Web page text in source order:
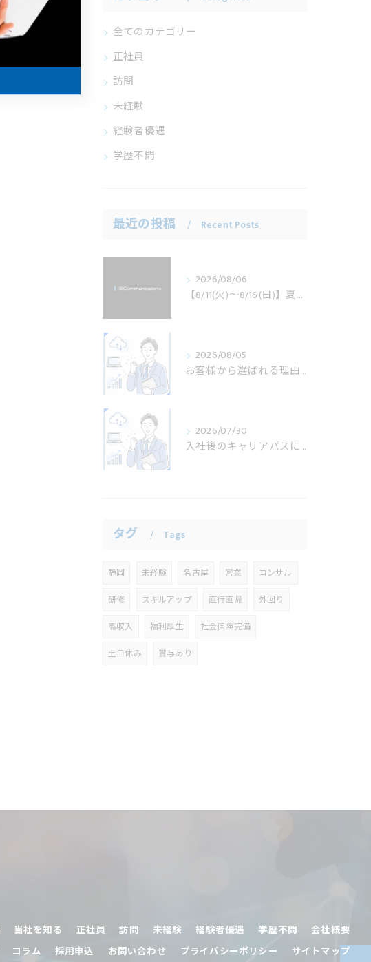
全てのカテゴリー
正社員
訪問
未経験
経験者優遇
学歴不問
最近の投稿 Recent Posts
2026/08/06
【8/11(火)～8/16(日)】夏季休業のお知らせ
2026/08/05
お客様から選ばれる理由とは？導入事例から見る課題解決力
2026/07/30
入社後のキャリアパスについて
タグ Tags
静岡 未経験 名古屋 営業
コンサル
研修
スキルアップ 直行直帰
外回り
高収入
福利厚生
社会保険完備
土日休み
賞与あり
当社を知る 正社員 訪問 未経験 経験者優遇 学歴不問
会社概要
コラム 採用申込 お問い合わせ プライバシーポリシー サイトマップ